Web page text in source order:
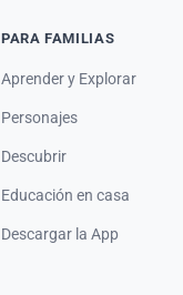
PARA FAMILIAS
Aprender y Explorar
Personajes
Descubrir
Educación en casa
Descargar la App